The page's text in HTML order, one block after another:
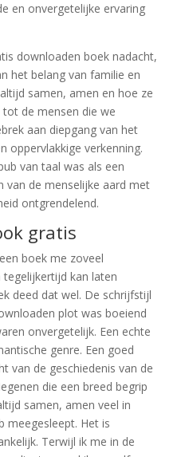
en onvergetelijke ervaring
downloaden boek nadacht,
het belang van familie en
samen, amen en hoe ze
de mensen die we
aan diepgang van het
oppervlakkige verkenning.
van taal was als een
van de menselijke aard met
ontgrendelend.
gratis
boek me zoveel
tegelijkertijd kan laten
deed dat wel. De schrijfstijl
plot was boeiend
onvergetelijk. Een echte
genre. Een goed
van de geschiedenis van de
die een breed begrip
samen, amen veel in
meegesleept. Het is
Terwijl ik me in de